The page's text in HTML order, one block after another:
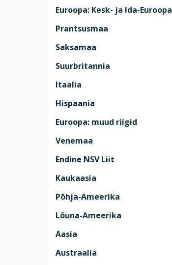
Euroopa: Kesk- ja Ida-Euroopa
Prantsusmaa
Saksamaa
Suurbritannia
Itaalia
Hispaania
Euroopa: muud riigid
Venemaa
Endine NSV Liit
Kaukaasia
Põhja-Ameerika
Lõuna-Ameerika
Aasia
Austraalia